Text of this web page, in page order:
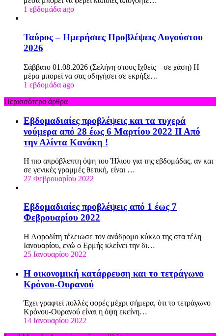
1 εβδομάδα ago
Ταύρος – Ημερήσιες Προβλέψεις Αυγούστου
2026
Σάββατο 01.08.2026 (Σελήνη στους Ιχθείς – σε χάση) Η
μέρα μπορεί να σας οδηγήσει σε εκρήξε…
1 εβδομάδα ago
Περισσότερα άρθρα
Εβδομαδιαίες προβλέψεις και τα τυχερά
νούμερα από 28 έως 6 Μαρτίου 2022 ΙΙ Από
την Αλίντα Κανάκη !
Η πιο απρόβλεπτη όψη του Ήλιου για της εβδομάδας, αν και
σε γενικές γραμμές θετική, είναι …
27 Φεβρουαρίου 2022
Εβδομαδιαίες προβλέψεις από 1 έως 7
Φεβρουαρίου 2022
Η Αφροδίτη τέλειωσε τον ανάδρομο κύκλο της στα τέλη
Ιανουαρίου, ενώ ο Ερμής κλείνει την δι…
25 Ιανουαρίου 2022
Η οικονομική κατάρρευση και το τετράγωνο
Κρόνου-Ουρανού
Έχει γραφτεί πολλές φορές μέχρι σήμερα, ότι το τετράγωνο
Κρόνου-Ουρανού είναι η όψη εκείνη…
14 Ιανουαρίου 2022